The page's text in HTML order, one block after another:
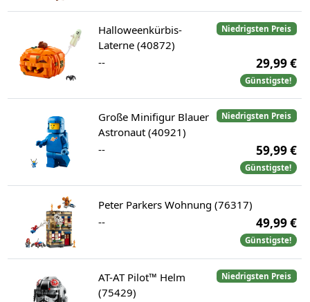
Niedrigsten Preis
Halloweenkürbis-
Laterne (40872)
--
29,99 €
Günstigste!
Niedrigsten Preis
Große Minifigur Blauer
Astronaut (40921)
--
59,99 €
Günstigste!
Peter Parkers Wohnung (76317)
--
49,99 €
Günstigste!
Niedrigsten Preis
AT-AT Pilot™ Helm
(75429)